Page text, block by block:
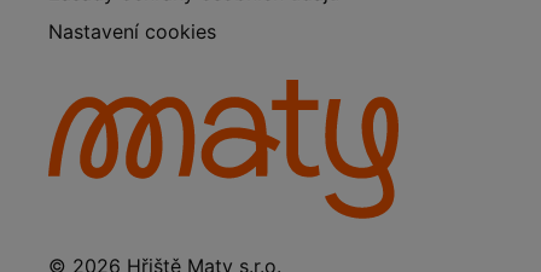
Nastavení cookies
© 2026 Hřiště Maty s.r.o.